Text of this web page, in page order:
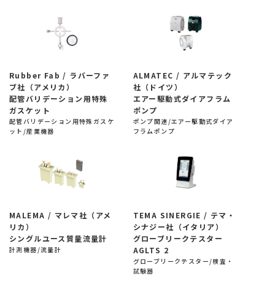
Rubber Fab / ラバーファ
ブ社（アメリカ）
配管バリデーション用特殊
ガスケット
配管バリデーション用特殊ガスケ
ット/産業機器
ALMATEC / アルマテック
社（ドイツ）
エアー駆動式ダイアフラム
ポンプ
ポンプ関連/エアー駆動式ダイア
フラムポンプ
MALEMA / マレマ社（アメ
リカ）
シングルユース質量流量計
計測機器/流量計
TEMA SINERGIE / テマ・
シナジー社（イタリア）
グローブリークテスター
AGLTS 2
グローブリークテスター/検査・
試験器